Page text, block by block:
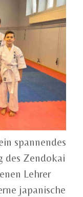
spannendes
des Zendokai
Lehrer
japanische